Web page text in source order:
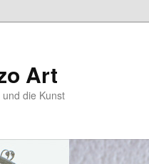
Art
die Kunst